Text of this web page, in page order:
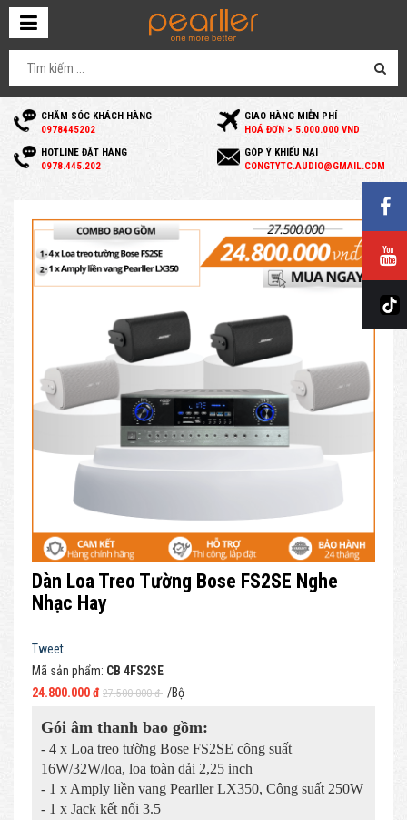
CHĂM SÓC KHÁCH HÀNG
0978445202
GIAO HÀNG MIỄN PHÍ
HOÁ ĐƠN > 5.000.000 VND
HOTLINE ĐẶT HÀNG
0978.445.202
GÓP Ý KHIẾU NẠI
CONGTYTC.AUDIO@GMAIL.COM
Dàn Loa Treo Tường Bose FS2SE Nghe
Nhạc Hay
Tweet
Mã sản phẩm: CB 4FS2SE
24.800.000 đ 27.500.000 đ /Bộ
Gói âm thanh bao gồm:
- 4 x Loa treo tường Bose FS2SE công suất
16W/32W/loa, loa toàn dải 2,25 inch
- 1 x Amply liền vang Pearller LX350, Công suất 250W
- 1 x Jack kết nối 3.5